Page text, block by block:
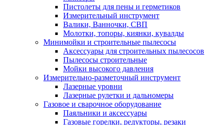
Пистолеты для пены и герметиков
Измерительный инструмент
Валики, Ванночки, СВП
Молотки, топоры, киянки, кувалды
Минимойки и строительные пылесосы
Аксессуары для строительных пылесосов
Пылесосы строительные
Мойки высокого давления
Измерительно-разметочный инструмент
Лазерные уровни
Лазерные рулетки и дальномеры
Газовое и сварочное оборудование
Паяльники и аксессуары
Газовые горелки, редукторы, резаки